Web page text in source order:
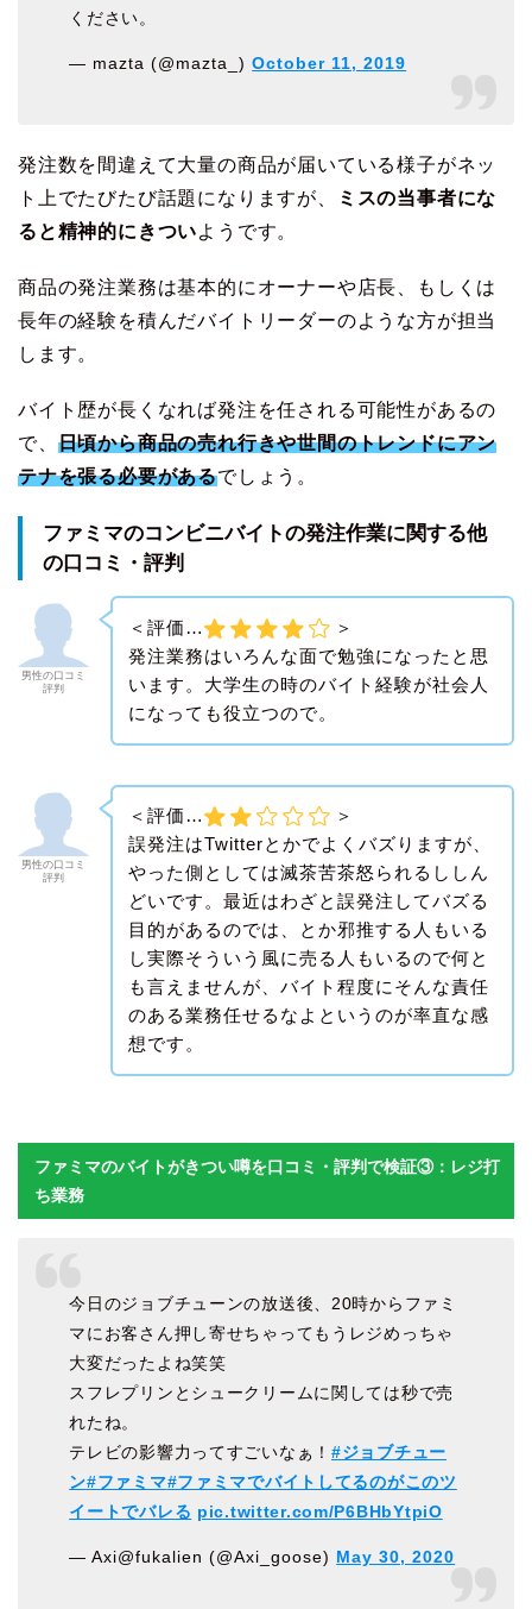
ください。
— mazta (@mazta_)October 11, 2019
発注数を間違えて大量の商品が届いている様子がネッ
ト上でたびたび話題になりますが、
ミスの当事者にな
ると精神的にきついようです。
商品の発注業務は基本的にオーナーや店長、もしくは
長年の経験を積んだバイトリーダーのような方が担当
します。
バイト歴が長くなれば発注を任される可能性があるの
で、 日頃から商品の売れ行きや世間のトレンドにアン
テナを張る必要があるでしょう。
ファミマのコンビニバイトの発注作業に関する他
の口コミ・評判
男性の口コミ
評判
＜評価…
＞
発注業務はいろんな面で勉強になったと思
います。大学生の時のバイト経験が社会人
になっても役立つので。
男性の口コミ
評判
＜評価…
＞
誤発注はTwitterとかでよくバズりますが、
やった側としては滅茶苦茶怒られるししん
どいです。最近はわざと誤発注してバズる
目的があるのでは、とか邪推する人もいる
し実際そういう風に売る人もいるので何と
も言えませんが、バイト程度にそんな責任
のある業務任せるなよというのが率直な感
想です。
ファミマのバイトがきつい噂を口コミ・評判で検証③：レジ打
ち業務
今日のジョブチューンの放送後、20時からファミ
マにお客さん押し寄せちゃってもうレジめっちゃ
大変だったよね笑笑
スフレプリンとシュークリームに関しては秒で売
れたね。
テレビの影響力ってすごいなぁ！ #ジョブチュー
ン#ファミマ#ファミマでバイトしてるのがこのツ
イートでバレる pic.twitter.com/P6BHbYtpiO
— Axi@fukalien (@Axi_goose) May 30, 2020